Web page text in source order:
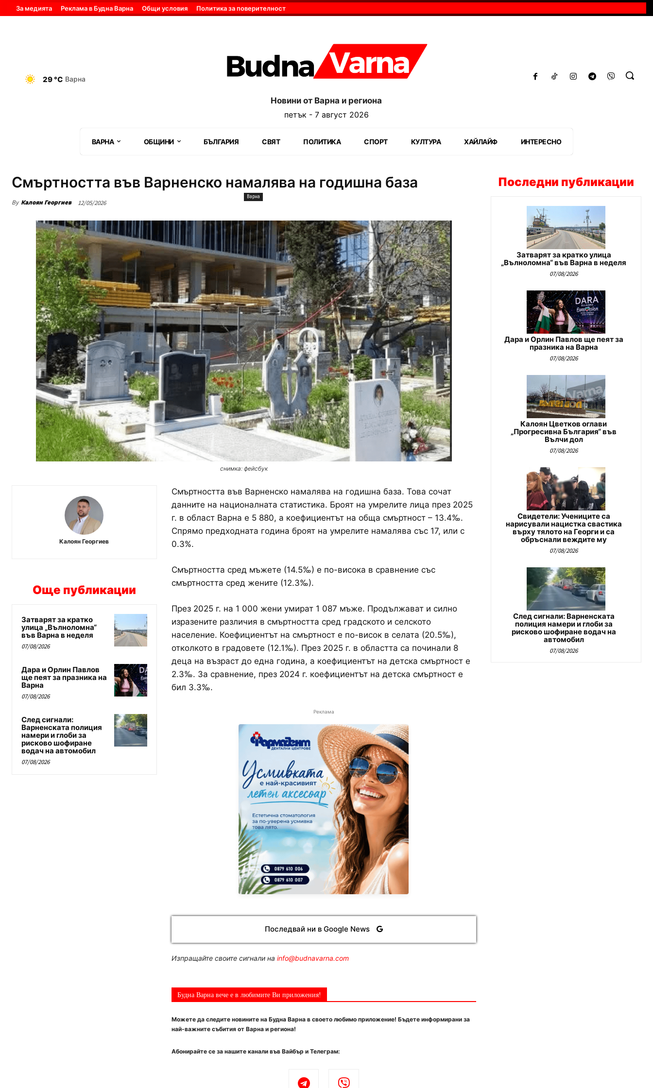
За медията Реклама в Будна Варна Общи условия Политика за поверителност
29 °C Варна
Новини от Варна и региона
петък - 7 август 2026
ВАРНА ОБЩИНИ БЪЛГАРИЯ СВЯТ ПОЛИТИКА СПОРТ КУЛТУРА ХАЙЛАЙФ ИНТЕРЕСНО
Смъртността във Варненско намалява на годишна база
By Калоян Георгиев 12/05/2026
Варна
снимка: фейсбук
Калоян Георгиев
Още публикации
Затварят за кратко
улица „Вълноломна“
във Варна в неделя
07/08/2026
Дара и Орлин Павлов
ще пеят за празника на
Варна
07/08/2026
След сигнали:
Варненската полиция
намери и глоби за
рисково шофиране
водач на автомобил
07/08/2026
Смъртността във Варненско намалява на годишна база. Това сочат
данните на националната статистика. Броят на умрелите лица през 2025
г. в област Варна е 5 880, а коефициентът на обща смъртност – 13.4‰.
Спрямо предходната година броят на умрелите намалява със 17, или с
0.3%.
Смъртността сред мъжете (14.5‰) е по-висока в сравнение със
смъртността сред жените (12.3‰).
През 2025 г. на 1 000 жени умират 1 087 мъже. Продължават и силно
изразените различия в смъртността сред градското и селското
население. Коефициентът на смъртност е по-висок в селата (20.5‰),
отколкото в градовете (12.1‰). През 2025 г. в областта са починали 8
деца на възраст до една година, а коефициентът на детска смъртност е
2.3‰. За сравнение, през 2024 г. коефициентът на детска смъртност е
бил 3.3‰.
Реклама
Последвай ни в Google News
Изпращайте своите сигнали на info@budnavarna.com
Будна Варна вече е в любимите Ви приложения!
Можете да следите новините на Будна Варна в своето любимо приложение! Бъдете информирани за
най-важните събития от Варна и региона!
Абонирайте се за нашите канали във Вайбър и Телеграм:
Последни публикации
Затварят за кратко улица
„Вълноломна“ във Варна в неделя
07/08/2026
Дара и Орлин Павлов ще пеят за
празника на Варна
07/08/2026
Калоян Цветков оглави
„Прогресивна България“ във
Вълчи дол
07/08/2026
Свидетели: Учениците са
нарисували нацистка свастика
върху тялото на Георги и са
обръснали веждите му
07/08/2026
След сигнали: Варненската
полиция намери и глоби за
рисково шофиране водач на
автомобил
07/08/2026